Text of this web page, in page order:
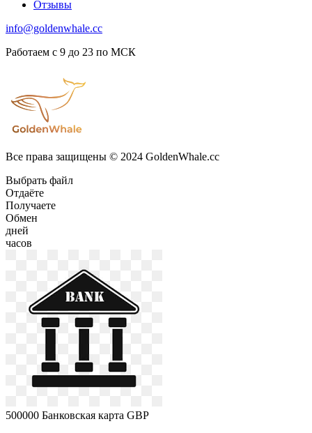
Отзывы
info@goldenwhale.cc
Работаем с 9 до 23 по МСК
Все права защищены © 2024 GoldenWhale.cc
Выбрать файл
Отдаёте
Получаете
Обмен
дней
часов
500000 Банковская карта GBP